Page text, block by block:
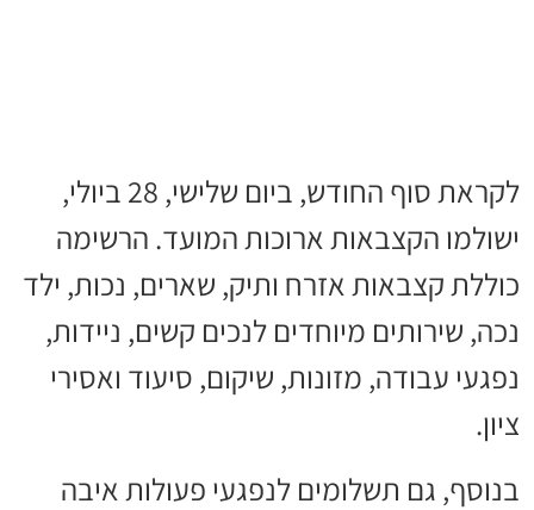
לקראת סוף החודש, ביום שלישי, 28 ביולי,
ישולמו הקצבאות ארוכות המועד. הרשימה
כוללת קצבאות אזרח ותיק, שארים, נכות, ילד
נכה, שירותים מיוחדים לנכים קשים, ניידות,
נפגעי עבודה, מזונות, שיקום, סיעוד ואסירי
ציון.
בנוסף, גם תשלומים לנפגעי פעולות איבה